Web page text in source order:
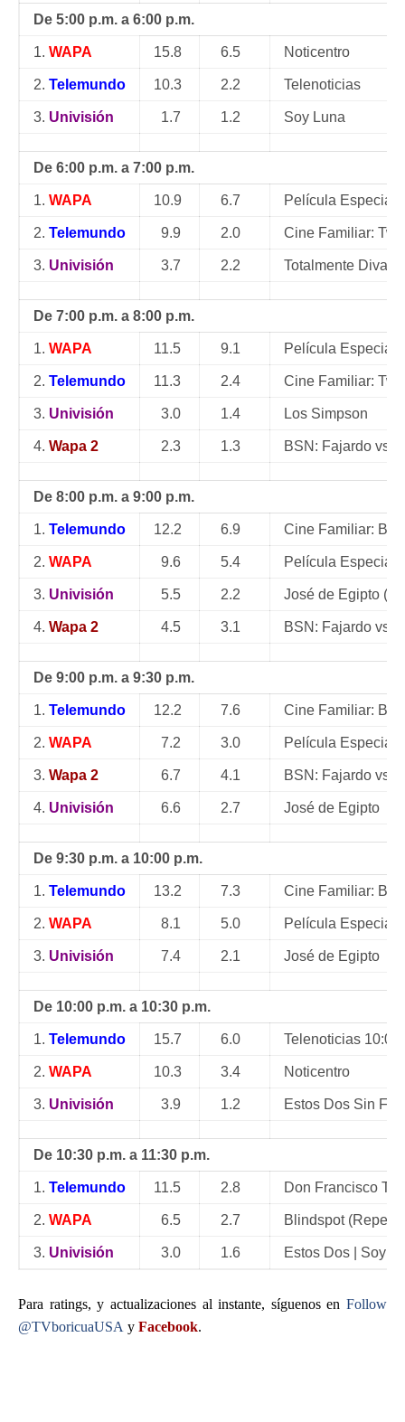
De 5:00 p.m. a 6:00 p.m.
1. WAPA 15.8 6.5 Noticentro
2. Telemundo 10.3 2.2 Telenoticias
3. Univisión 1.7 1.2 Soy Luna
De 6:00 p.m. a 7:00 p.m.
1. WAPA 10.9 6.7 Película Especial:
2. Telemundo 9.9 2.0 Cine Familiar:
3. Univisión 3.7 2.2 Totalmente Diva
De 7:00 p.m. a 8:00 p.m.
1. WAPA 11.5 9.1 Película Especial:
2. Telemundo 11.3 2.4 Cine Familiar:
3. Univisión 3.0 1.4 Los Simpson
4. Wapa 2 2.3 1.3 BSN: Fajardo vs.
De 8:00 p.m. a 9:00 p.m.
1. Telemundo 12.2 6.9 Cine Familiar: Big
2. WAPA 9.6 5.4 Película Especial:
3. Univisión 5.5 2.2 José de Egipto
4. Wapa 2 4.5 3.1 BSN: Fajardo vs.
De 9:00 p.m. a 9:30 p.m.
1. Telemundo 12.2 7.6 Cine Familiar: Big
2. WAPA 7.2 3.0 Película Especial:
3. Wapa 2 6.7 4.1 BSN: Fajardo vs.
4. Univisión 6.6 2.7 José de Egipto
De 9:30 p.m. a 10:00 p.m.
1. Telemundo 13.2 7.3 Cine Familiar: Big
2. WAPA 8.1 5.0 Película Especial:
3. Univisión 7.4 2.1 José de Egipto
De 10:00 p.m. a 10:30 p.m.
1. Telemundo 15.7 6.0 Telenoticias 10:00
2. WAPA 10.3 3.4 Noticentro
3. Univisión 3.9 1.2 Estos Dos Sin
De 10:30 p.m. a 11:30 p.m.
1. Telemundo 11.5 2.8 Don Francisco Te
2. WAPA 6.5 2.7 Blindspot
3. Univisión 3.0 1.6 Estos Dos | Soy
Para ratings, y actualizaciones al instante, síguenos en Follow
@TVboricuaUSA y Facebook.